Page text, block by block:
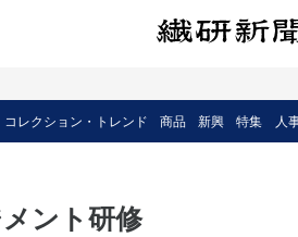
コレクション・トレンド 商品 新興 特集 人
ント研修